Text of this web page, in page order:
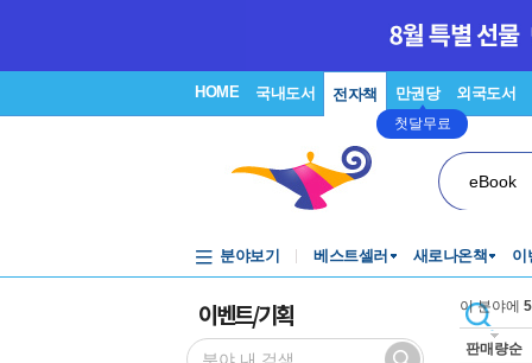
HOME 국내도서 전자책 만권당
첫달무료
외국도서
eBook
분야보기 베스트셀러 새로나온책 이
이벤트/기획 이 분야에 5
판매량순